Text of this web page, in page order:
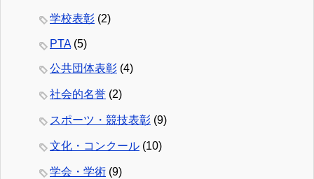
学校表彰 (2)
PTA(5)
公共団体表彰 (4)
社会的名誉 (2)
スポーツ・競技表彰 (9)
文化・コンクール (10)
学会・学術 (9)